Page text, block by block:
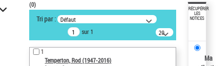
VOTRE RECHERCHE
Recherche avancée dans les
notices d’autorité
Œuvres liées à l'auteur :
Temperton, Rod (1947-2016)
(0)
Tri par : Défaut
sur 1
20
résultats/page
1
Temperton, Rod (1947-2016)
RÉCUPÉRER
LES
NOTICES
Ma